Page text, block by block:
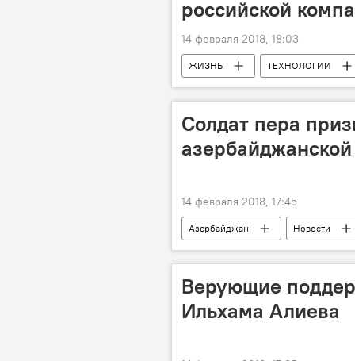
российской
14 февраля 2018, 18:03
ЖИЗНЬ ТЕХНОЛОГИИ
Армения
Алексей Синицын
Солдат пера
14 февраля 2018, 17:45
Азербайджан Новости
реформы
Верующие
Ильхама Алиева